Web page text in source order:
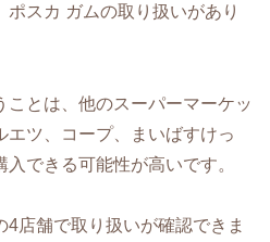
スカ ガムの取り扱いがあり
ことは、他のスーパーマーケッ
エツ、コープ、まいばすけっ
できる可能性が高いです。
店舗で取り扱いが確認できま